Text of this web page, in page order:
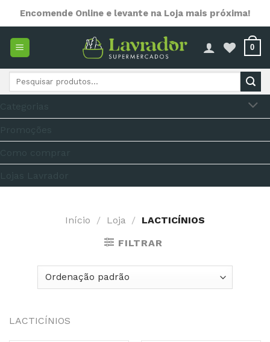
content
Encomende Online e levante na Loja mais próxima!
0
Pesquisar
Início / Loja / LACTICÍNIOS
FILTRAR
LACTICÍNIOS